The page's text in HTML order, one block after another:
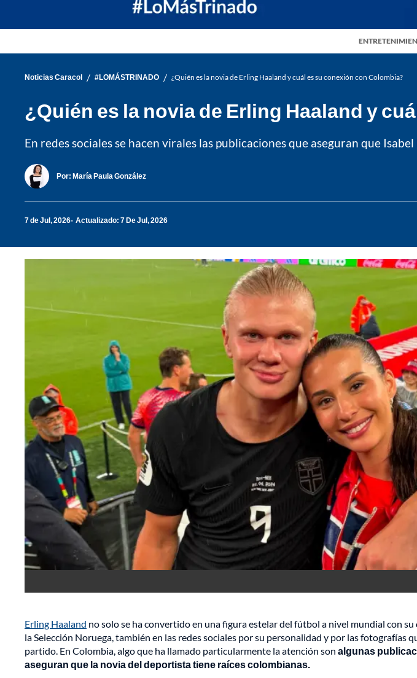
Noticias Caracol / #LOMÁSTRINADO / ¿Quién es la novia de Erling Haaland y cuál es su conexión con Colombia?
¿Quién es la novia de Erling Haaland y
En redes sociales se hacen virales las publicaciones que aseguran que
Por: María Paula González
7 de Jul, 2026 Actualizado: 7 De Jul, 2026
Erling Haaland no solo se ha convertido en una figura estelar del fútbol a nivel mundial con
la Selección Noruega, también en las redes sociales por su personalidad y por las fotografías
partido. En Colombia, algo que ha llamado particularmente la atención son algunas
aseguran que la novia del deportista tiene raíces colombianas.